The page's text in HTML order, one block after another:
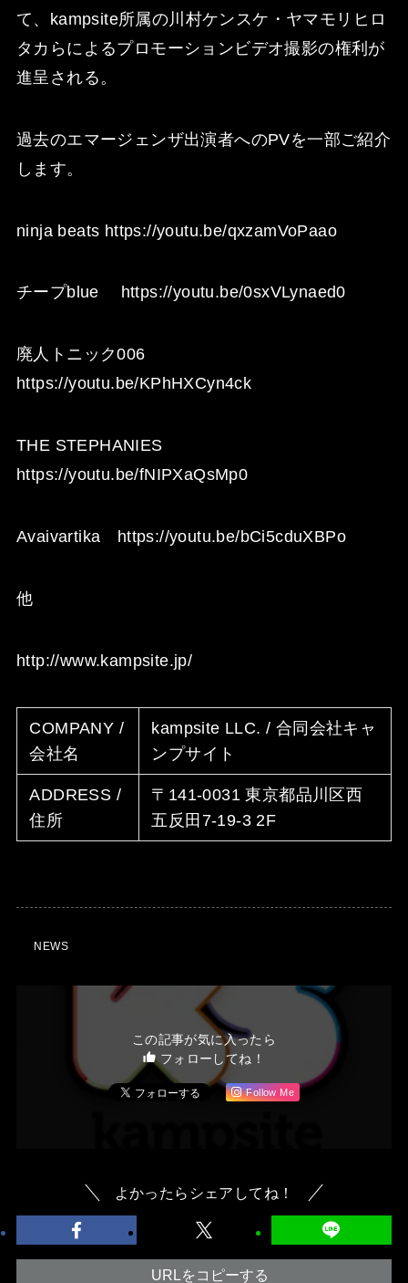
て、kampsite所属の川村ケンスケ・ヤマモリヒロ
タカらによるプロモーションビデオ撮影の権利が
進呈される。
過去のエマージェンザ出演者へのPVを一部ご紹介
します。
ninja beats https://youtu.be/qxzamVoPaao
チープblue https://youtu.be/0sxVLynaed0
廃人トニック006
https://youtu.be/KPhHXCyn4ck
THE STEPHANIES
https://youtu.be/fNIPXaQsMp0
Avaivartika https://youtu.be/bCi5cduXBPo
他
http://www.kampsite.jp/
COMPANY /
会社名
kampsite LLC. / 合同会社キャ
ンプサイト
ADDRESS /
住所
〒141-0031 東京都品川区西
五反田7-19-3 2F
NEWS
この記事が気に入ったら
フォローしてね！
Follow Me
よかったらシェアしてね！
URLをコピーする